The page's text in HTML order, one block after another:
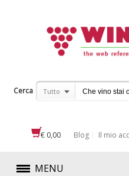
Cerca Tutto
€ 0,00 Blog Il mio
MENU